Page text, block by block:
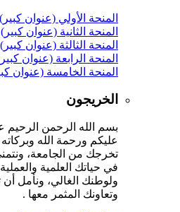
المنحة الأولي (عنوان كبير)
المنحة الثانية (عنوان كبير)
المنحة الثالثة (عنوان كبير)
المنحة الرابعة (عنوان
المنحة الخامسة (عنوان
الخريجون
بسم الله الرحمن الرحيم
عليكم ورحمة الله
تخرجك من الجامعة،
في حياتك العلمية
ولوطنك الغالي، ونأمل
وتعاونك المثمر معها .